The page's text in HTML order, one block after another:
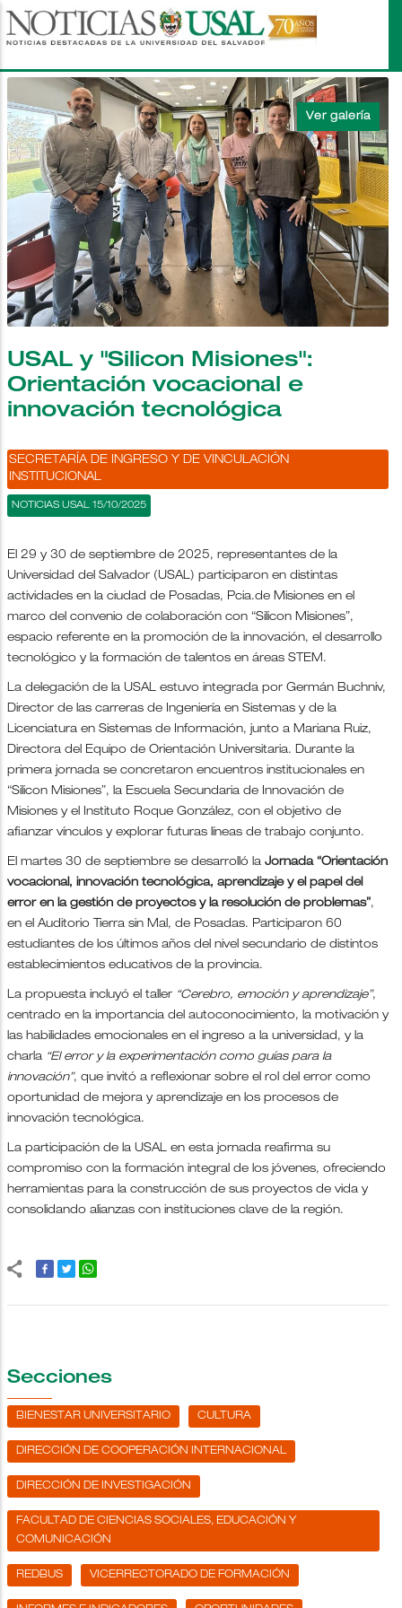
Pasar
al
principal
USAL y "Silicon Misiones":
Orientación vocacional e
innovación tecnológica
SECRETARÍA DE INGRESO Y DE VINCULACIÓN
INSTITUCIONAL
NOTICIAS USAL 15/10/2025
El 29 y 30 de septiembre de 2025, representantes de la
Universidad del Salvador (USAL) participaron en distintas
actividades en la ciudad de Posadas, Pcia.de Misiones en el
marco del convenio de colaboración con “Silicon Misiones”,
espacio referente en la promoción de la innovación, el desarrollo
tecnológico y la formación de talentos en áreas STEM.
La delegación de la USAL estuvo integrada por Germán Buchniv,
Director de las carreras de Ingeniería en Sistemas y de la
Licenciatura en Sistemas de Información, junto a Mariana Ruiz,
Directora del Equipo de Orientación Universitaria. Durante la
primera jornada se concretaron encuentros institucionales en
“Silicon Misiones”, la Escuela Secundaria de Innovación de
Misiones y el Instituto Roque González, con el objetivo de
afianzar vínculos y explorar futuras líneas de trabajo conjunto.
El martes 30 de septiembre se desarrolló la Jornada “Orientación
vocacional, innovación tecnológica, aprendizaje y el papel del
error en la gestión de proyectos y la resolución de problemas”,
en el Auditorio Tierra sin Mal, de Posadas. Participaron 60
estudiantes de los últimos años del nivel secundario de distintos
establecimientos educativos de la provincia.
La propuesta incluyó el taller “Cerebro, emoción y aprendizaje”,
centrado en la importancia del autoconocimiento, la motivación y
las habilidades emocionales en el ingreso a la universidad, y la
charla “El error y la experimentación como guías para la
innovación”, que invitó a reflexionar sobre el rol del error como
oportunidad de mejora y aprendizaje en los procesos de
innovación tecnológica.
La participación de la USAL en esta jornada reafirma su
compromiso con la formación integral de los jóvenes, ofreciendo
herramientas para la construcción de sus proyectos de vida y
consolidando alianzas con instituciones clave de la región.
Secciones
BIENESTAR UNIVERSITARIO CULTURA
DIRECCIÓN DE COOPERACIÓN INTERNACIONAL
DIRECCIÓN DE INVESTIGACIÓN
FACULTAD DE CIENCIAS SOCIALES, EDUCACIÓN Y
COMUNICACIÓN
REDBUS VICERRECTORADO DE FORMACIÓN